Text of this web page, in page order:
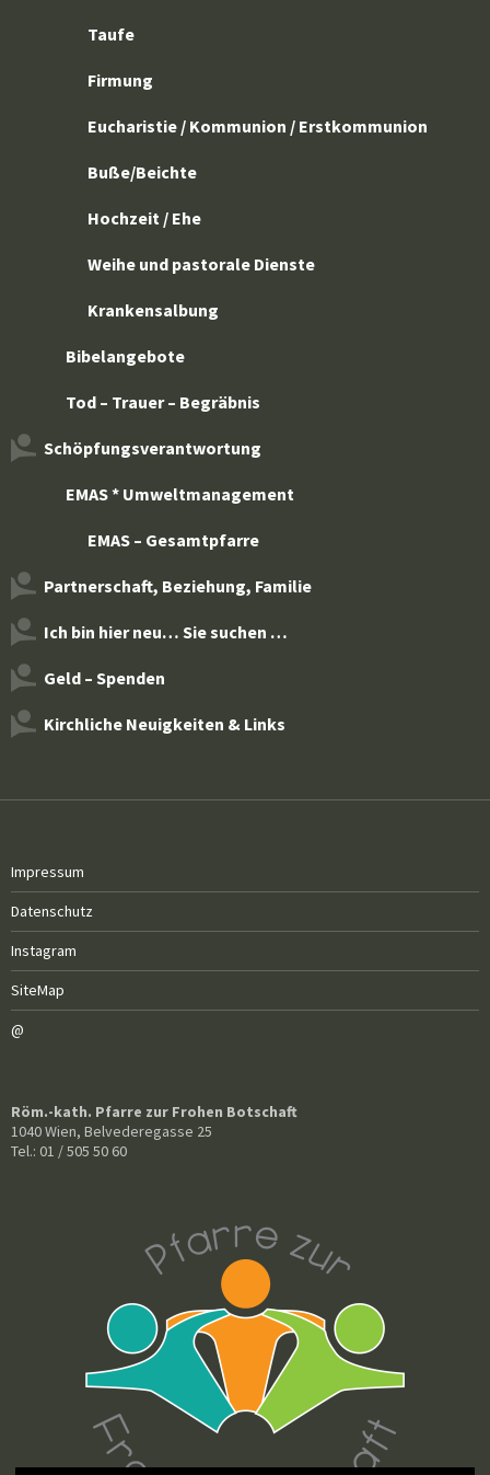
Taufe
Firmung
Eucharistie / Kommunion / Erstkommunion
Buße/Beichte
Hochzeit / Ehe
Weihe und pastorale Dienste
Krankensalbung
Bibelangebote
Tod – Trauer – Begräbnis
Schöpfungsverantwortung
EMAS * Umweltmanagement
EMAS – Gesamtpfarre
Partnerschaft, Beziehung, Familie
Ich bin hier neu… Sie suchen …
Geld – Spenden
Kirchliche Neuigkeiten & Links
Impressum
Datenschutz
Instagram
SiteMap
@
Röm.-kath. Pfarre zur Frohen Botschaft
1040 Wien, Belvederegasse 25
Tel.: 01 / 505 50 60